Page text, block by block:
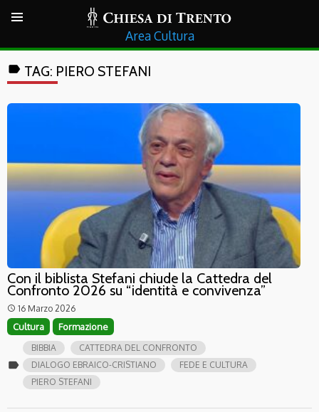
Cultura
label TAG: PIERO STEFANI
Con il biblista Stefani chiude la Cattedra del
Confronto 2026 su “identità e convivenza”
access_time 16 Marzo 2026
Cultura Formazione
label
BIBBIA
CATTEDRA DEL CONFRONTO
DIALOGO EBRAICO-CRISTIANO
FEDE E CULTURA
PIERO STEFANI